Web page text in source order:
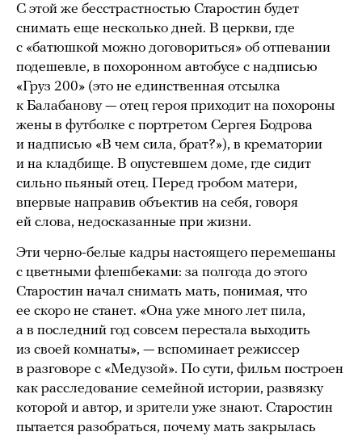
С этой же бесстрастностью Старостин будет
снимать еще несколько дней. В церкви, где
с «батюшкой можно договориться» об отпевании
подешевле, в похоронном автобусе с надписью
«Груз 200» (это не единственная отсылка
к Балабанову — отец героя приходит на похороны
жены в футболке с портретом Сергея Бодрова
и надписью «В чем сила, брат?»), в крематории
и на кладбище. В опустевшем доме, где сидит
сильно пьяный отец. Перед гробом матери,
впервые направив объектив на себя, говоря
ей слова, недосказанные при жизни.
Эти черно-белые кадры настоящего перемешаны
с цветными флешбеками: за полгода до этого
Старостин начал снимать мать, понимая, что
ее скоро не станет. «Она уже много лет пила,
а в последний год совсем перестала выходить
из своей комнаты», — вспоминает режиссер
в разговоре с «Медузой». По сути, фильм построен
как расследование семейной истории, развязку
которой и автор, и зрители уже знают. Старостин
пытается разобраться, почему мать закрылась